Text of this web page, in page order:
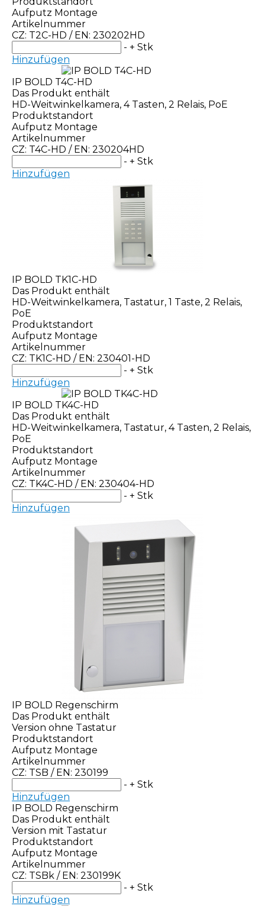
Aufputz Montage
Artikelnummer
CZ: T2C-HD / EN: 230202HD
- + Stk
Hinzufügen
IP BOLD T4C-HD
Das Produkt enthält
HD-Weitwinkelkamera, 4 Tasten, 2 Relais, PoE
Produktstandort
Aufputz Montage
Artikelnummer
CZ: T4C-HD / EN: 230204HD
- + Stk
Hinzufügen
IP BOLD TK1C-HD
Das Produkt enthält
HD-Weitwinkelkamera, Tastatur, 1 Taste, 2 Relais,
PoE
Produktstandort
Aufputz Montage
Artikelnummer
CZ: TK1C-HD / EN: 230401-HD
- + Stk
Hinzufügen
IP BOLD TK4C-HD
Das Produkt enthält
HD-Weitwinkelkamera, Tastatur, 4 Tasten, 2 Relais,
PoE
Produktstandort
Aufputz Montage
Artikelnummer
CZ: TK4C-HD / EN: 230404-HD
- + Stk
Hinzufügen
IP BOLD Regenschirm
Das Produkt enthält
Version ohne Tastatur
Produktstandort
Aufputz Montage
Artikelnummer
CZ: TSB / EN: 230199
- + Stk
Hinzufügen
IP BOLD Regenschirm
Das Produkt enthält
Version mit Tastatur
Produktstandort
Aufputz Montage
Artikelnummer
CZ: TSBk / EN: 230199K
- + Stk
Hinzufügen